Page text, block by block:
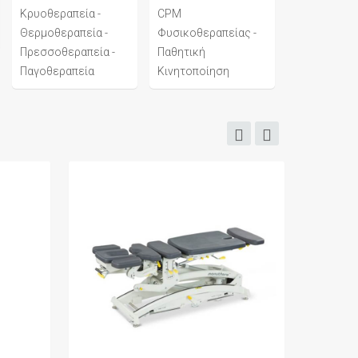
Κρυοθεραπεία -
Θερμοθεραπεία -
Πρεσσοθεραπεία -
Παγοθεραπεία
CPM
Φυσικοθεραπείας -
Παθητική
Κινητοποίηση